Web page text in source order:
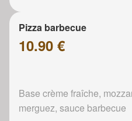
Pizza barbecue
10.90 €
Base crème fraîche,
merguez, sauce barbecue